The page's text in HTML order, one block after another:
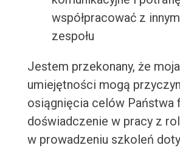
współpracować z
zespołu
Jestem przekonany, że
umiejętności mogą
osiągnięcia celów Państwa
doświadczenie w pracy z
w prowadzeniu szkoleń